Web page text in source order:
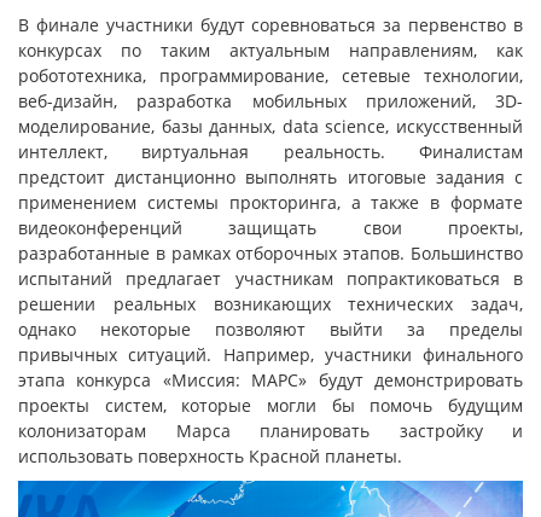
В финале участники будут соревноваться за первенство в
конкурсах по таким актуальным направлениям, как
робототехника, программирование, сетевые технологии,
веб-дизайн, разработка мобильных приложений, 3D-
моделирование, базы данных, data science, искусственный
интеллект, виртуальная реальность. Финалистам
предстоит дистанционно выполнять итоговые задания с
применением системы прокторинга, а также в формате
видеоконференций защищать свои проекты,
разработанные в рамках отборочных этапов. Большинство
испытаний предлагает участникам попрактиковаться в
решении реальных возникающих технических задач,
однако некоторые позволяют выйти за пределы
привычных ситуаций. Например, участники финального
этапа конкурса «Миссия: МАРС» будут демонстрировать
проекты систем, которые могли бы помочь будущим
колонизаторам Марса планировать застройку и
использовать поверхность Красной планеты.